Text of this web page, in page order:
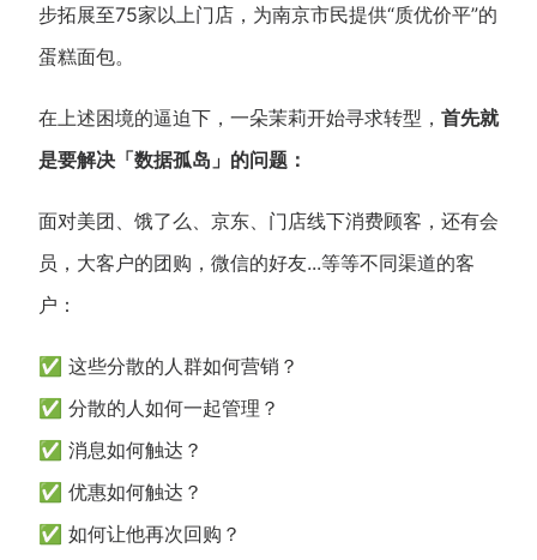
步拓展至75家以上门店，为南京市民提供“质优价平”的
蛋糕面包。
在上述困境的逼迫下，一朵茉莉开始寻求转型， 首先就
是要解决「数据孤岛」的问题：
面对美团、饿了么、京东、门店线下消费顾客，还有会
员，大客户的团购，微信的好友...等等不同渠道的客
户：
✅ 这些分散的人群如何营销？
✅ 分散的人如何一起管理？
✅ 消息如何触达？
✅ 优惠如何触达？
✅ 如何让他再次回购？